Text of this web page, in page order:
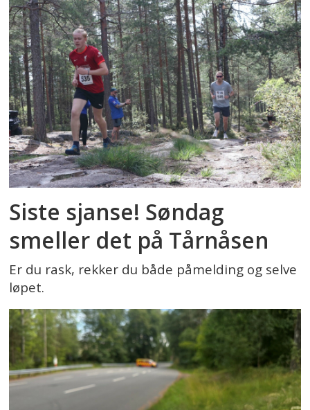
Siste sjanse! Søndag
smeller det på Tårnåsen
Er du rask, rekker du både påmelding og selve
løpet.